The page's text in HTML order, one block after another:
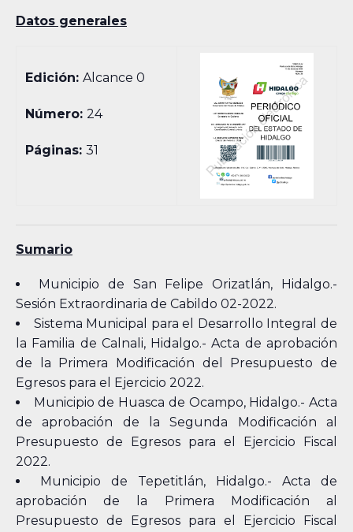
Datos generales
Edición:Alcance 0
Número:24
Páginas:31
Sumario
Municipio de San Felipe Orizatlán, Hidalgo.-
Sesión Extraordinaria de Cabildo 02-2022.
Sistema Municipal para el Desarrollo Integral de
la Familia de Calnali, Hidalgo.- Acta de aprobación
de la Primera Modificación del Presupuesto de
Egresos para el Ejercicio 2022.
Municipio de Huasca de Ocampo, Hidalgo.- Acta
de aprobación de la Segunda Modificación al
Presupuesto de Egresos para el Ejercicio Fiscal
2022.
Municipio de Tepetitlán, Hidalgo.- Acta de
aprobación de la Primera Modificación al
Presupuesto de Egresos para el Ejercicio Fiscal